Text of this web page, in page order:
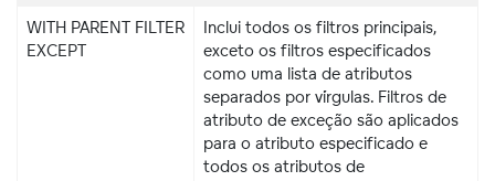
WITH PARENT FILTER
EXCEPT
Inclui todos os filtros principais,
exceto os filtros especificados
como uma lista de atributos
separados por vírgulas. Filtros de
atributo de exceção são aplicados
para o atributo especificado e
todos os atributos de